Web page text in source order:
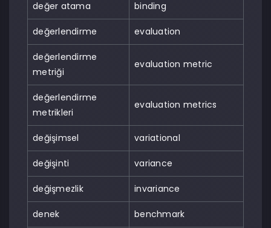
değer atama binding
değerlendirme evaluation
değerlendirme
metriği
evaluation metric
değerlendirme
metrikleri
evaluation metrics
değişimsel variational
değişinti variance
değişmezlik invariance
denek benchmark